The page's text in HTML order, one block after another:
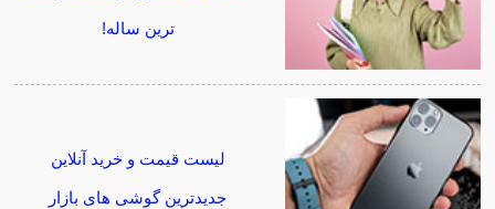
ترین ساله!
لیست قیمت و خرید آنلاین
جدیدترین گوشی های بازار